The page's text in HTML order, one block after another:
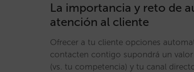
La importancia y reto de
atención al cliente
Ofrecer a tu cliente opciones
contacten contigo supondrá un
(vs. tu competencia) y tu canal